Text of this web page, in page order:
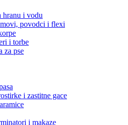
hranu i vodu
povodci i flexi
i torbe
za pse
i zastitne gace
i makaze